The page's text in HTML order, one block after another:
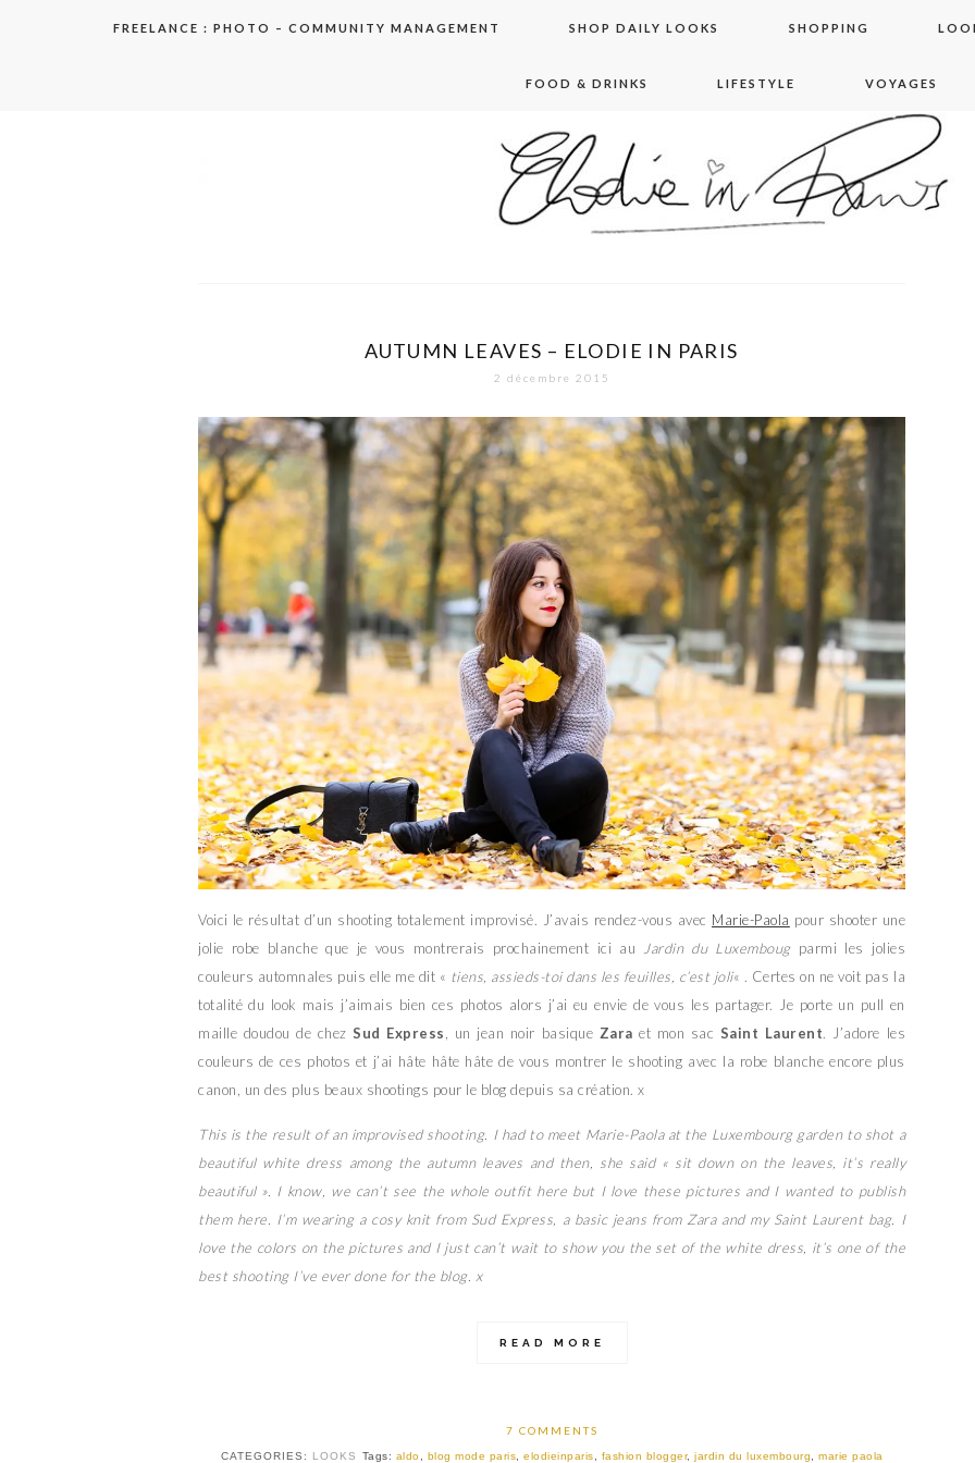
FREELANCE : PHOTO – COMMUNITY MANAGEMENT SHOP DAILY LOOKS SHOPPING
FOOD & DRINKS LIFESTYLE VOYAGES
elodie in paris
AUTUMN LEAVES – ELODIE IN PARIS
2 décembre 2015
Voici le résultat d’un shooting totalement improvisé. J’avais rendez-vous avec Marie-Paola pour shooter une
jolie robe blanche que je vous montrerais prochainement ici au
Jardin du Luxembougparmi les jolies
couleurs automnales puis elle me dit « tiens, assieds-toi dans les feuilles, c’est joli« . Certes on ne voit pas la
totalité du look mais j’aimais bien ces photos alors j’ai eu envie de vous les partager. Je porte un pull en
maille doudou de chezSud Express , un jean noir basique Zara et mon sac Saint Laurent. J’adore les
couleurs de ces photos et j’ai hâte hâte hâte de vous montrer le shooting avec la robe blanche encore plus
canon, un des plus beaux shootings pour le blog depuis sa création. x
This is the result of an improvised shooting. I had to meet Marie-Paola at the Luxembourg garden to shot a
beautiful white dress among the autumn leaves and then, she said « sit down on the leaves, it’s really
beautiful ». I know, we can’t see the whole outfit here but I love these pictures and I wanted to publish
them here. I’m wearing a cosy knit from Sud Express, a basic jeans from Zara and my Saint Laurent bag. I
love the colors on the pictures and I just can’t wait to show you the set of the white dress, it’s one of the
best shooting I’ve ever done for the blog. x
READ MORE
7 COMMENTS
CATEGORIES: LOOKS Tags: aldo blog mode paris elodieinparis fashion blogger, jardin du luxembourg marie paola